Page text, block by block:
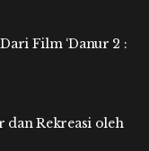
Film ‘Danur 2 :
dan Rekreasi oleh